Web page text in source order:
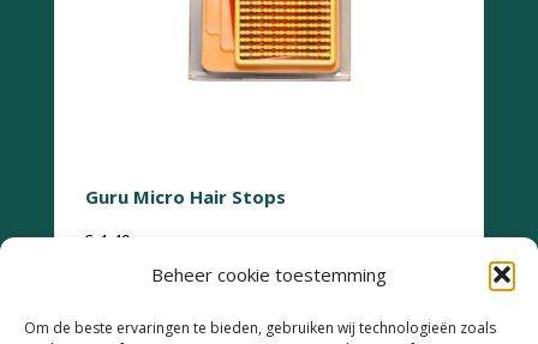
Beheer cookie toestemming
Om de beste ervaringen te bieden, gebruiken wij technologieën zoals
Guru Micro Hair Stops
€ 4,49